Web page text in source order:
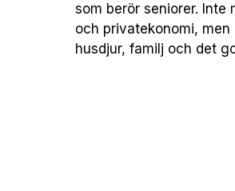
som berör seniorer. Inte
och privatekonomi, men
husdjur, familj och det